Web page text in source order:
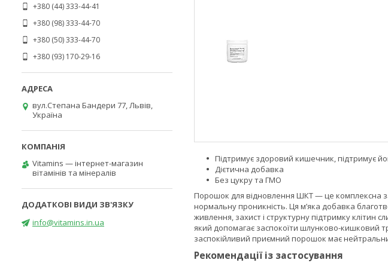
Підтримує здоровий кишечник, підтримує
Дієтична добавка
Без цукру та ГМО
Порошок для відновлення ШКТ — це комплексна
нормальну проникність. Ця м’яка добавка
живлення, захист і структурну підтримку клітин
який допомагає заспокоїти шлунково-кишковий
заспокійливий приємний порошок має
Рекомендації із застосування
+380 (44) 333-44-41
+380 (98) 333-44-70
+380 (50) 333-44-70
+380 (93) 170-29-16
вул.Степана Бандери 77, Львів,
Україна
Vitamins — інтернет-магазин
вітамінів та мінералів
info@vitamins.in.ua